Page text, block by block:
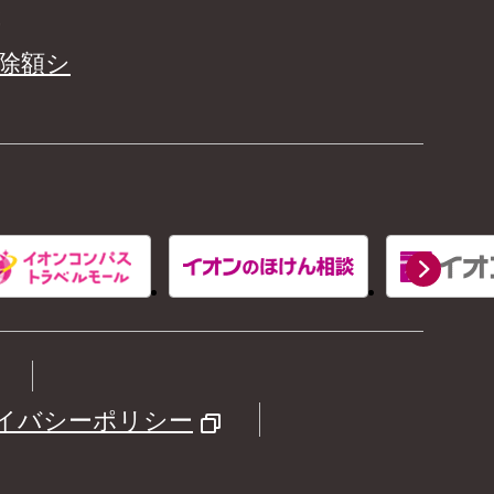
額シ
バシーポリシー